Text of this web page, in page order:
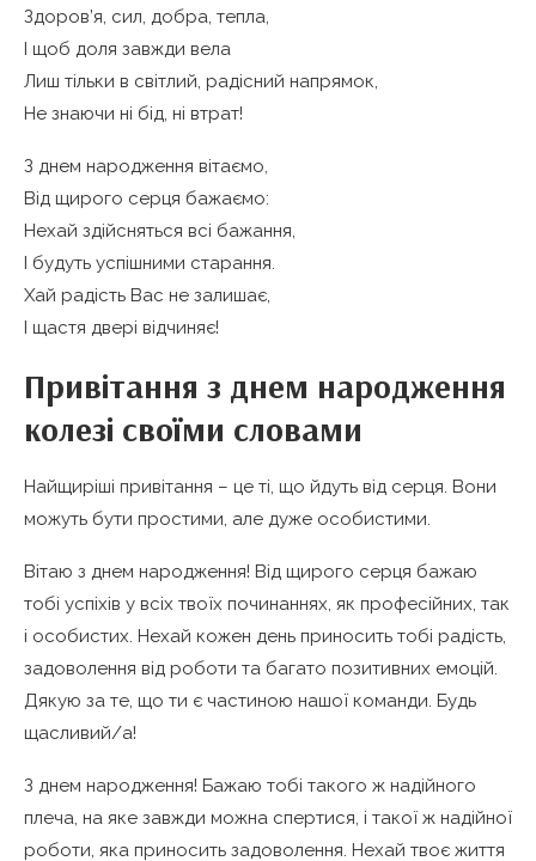
Здоров’я, сил, добра, тепла,
І щоб доля завжди вела
Лиш тільки в світлий, радісний напрямок,
Не знаючи ні бід, ні втрат!
З днем народження вітаємо,
Від щирого серця бажаємо:
Нехай здійсняться всі бажання,
І будуть успішними старання.
Хай радість Вас не залишає,
І щастя двері відчиняє!
Привітання з днем народження
колезі своїми словами
Найщиріші привітання – це ті, що йдуть від серця. Вони
можуть бути простими, але дуже особистими.
Вітаю з днем народження! Від щирого серця бажаю
тобі успіхів у всіх твоїх починаннях, як професійних, так
і особистих. Нехай кожен день приносить тобі радість,
задоволення від роботи та багато позитивних емоцій.
Дякую за те, що ти є частиною нашої команди. Будь
щасливий/а!
З днем народження! Бажаю тобі такого ж надійного
плеча, на яке завжди можна спертися, і такої ж надійної
роботи, яка приносить задоволення. Нехай твоє життя